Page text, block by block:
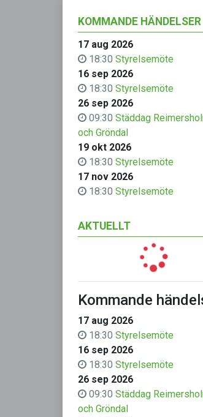
KOMMANDE HÄNDELSER
17 aug 2026
18:30 Styrelsemöte
16 sep 2026
18:30 Styrelsemöte
26 sep 2026
09:30 Städdag
och Gröndal
19 okt 2026
18:30 Styrelsemöte
17 nov 2026
18:30 Styrelsemöte
AKTUELLT
Kommande
17 aug 2026
18:30 Styrelsemöte
16 sep 2026
18:30 Styrelsemöte
26 sep 2026
09:30 Städdag
och Gröndal